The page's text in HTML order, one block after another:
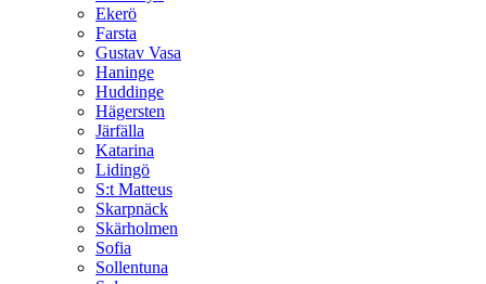
Ekerö
Farsta
Gustav Vasa
Haninge
Huddinge
Hägersten
Järfälla
Katarina
Lidingö
S:t Matteus
Skarpnäck
Skärholmen
Sofia
Sollentuna